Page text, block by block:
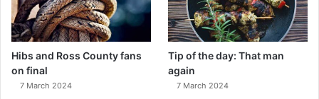
Hibs and Ross County fans
on final
7 March 2024
Tip of the day: That man
again
7 March 2024